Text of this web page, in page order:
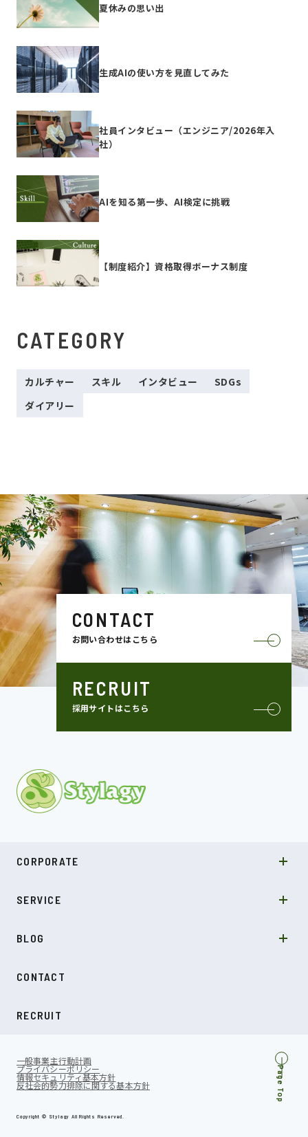
夏休みの思い出
生成AIの使い方を見直してみた
社員インタビュー（エンジニア/2026年入
社）
AIを知る第一歩、AI検定に挑戦
【制度紹介】資格取得ボーナス制度
CATEGORY
カルチャー スキル インタビュー
SDGs
ダイアリー
CONTACT
お問い合わせはこちら
RECRUIT
採用サイトはこちら
CORPORATE
COMPANY
NEWS
SERVICE
受託開発
BLOG
SDGs
CONTACT
RECRUIT
Copyright © Stylagy All Rights Reserved.
一般事業主行動計画
プライバシーポリシー
情報セキュリティ基本方針
反社会的勢力排除に関する基本方針 Page Top